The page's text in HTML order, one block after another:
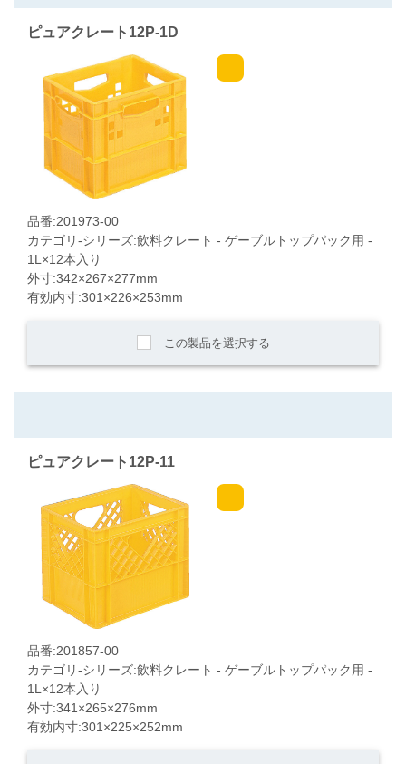
ピュアクレート12P-1D
品番:201973-00
カテゴリ-シリーズ:飲料クレート - ゲーブルトップパック用 -
1L×12本入り
外寸:342×267×277mm
有効内寸:301×226×253mm
この製品を選択する
ピュアクレート12P-11
品番:201857-00
カテゴリ-シリーズ:飲料クレート - ゲーブルトップパック用 -
1L×12本入り
外寸:341×265×276mm
有効内寸:301×225×252mm